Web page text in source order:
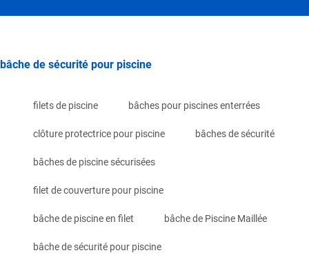
bâche de sécurité pour piscine
filets de piscine bâches pour piscines enterrées
clôture protectrice pour piscine bâches de sécurité
bâches de piscine sécurisées
filet de couverture pour piscine
bâche de piscine en filet bâche de Piscine Maillée
bâche de sécurité pour piscine